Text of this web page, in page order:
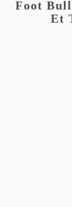
Foot
Et